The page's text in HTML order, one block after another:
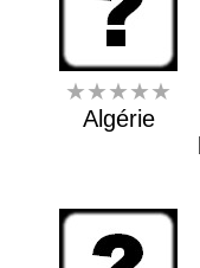
★★★★★
Algérie